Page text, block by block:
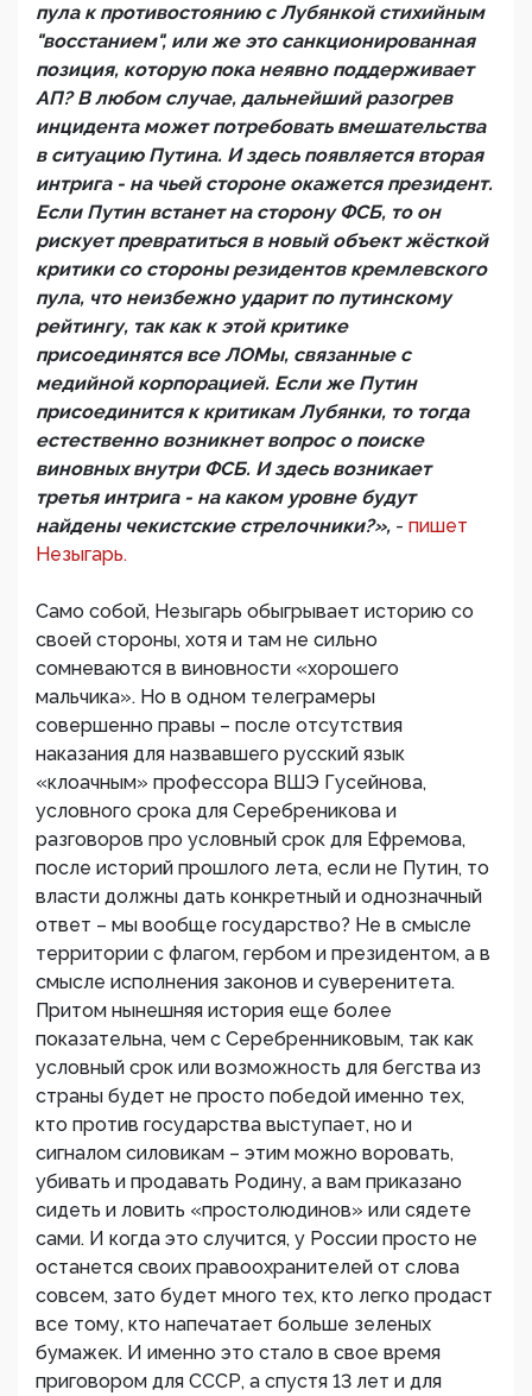
пула к противостоянию с Лубянкой стихийным
"восстанием", или же это санкционированная
позиция, которую пока неявно поддерживает
АП? В любом случае, дальнейший разогрев
инцидента может потребовать вмешательства
в ситуацию Путина. И здесь появляется вторая
интрига - на чьей стороне окажется президент.
Если Путин встанет на сторону ФСБ, то он
рискует превратиться в новый объект жёсткой
критики со стороны резидентов кремлевского
пула, что неизбежно ударит по путинскому
рейтингу, так как к этой критике
присоединятся все ЛОМы, связанные с
медийной корпорацией. Если же Путин
присоединится к критикам Лубянки, то тогда
естественно возникнет вопрос о поиске
виновных внутри ФСБ. И здесь возникает
третья интрига - на каком уровне будут
найдены чекистские стрелочники?», - пишет
Незыгарь.
Само собой, Незыгарь обыгрывает историю со
своей стороны, хотя и там не сильно
сомневаются в виновности «хорошего
мальчика». Но в одном телеграмеры
совершенно правы – после отсутствия
наказания для назвавшего русский язык
«клоачным» профессора ВШЭ Гусейнова,
условного срока для Серебреникова и
разговоров про условный срок для Ефремова,
после историй прошлого лета, если не Путин, то
власти должны дать конкретный и однозначный
ответ – мы вообще государство? Не в смысле
территории с флагом, гербом и президентом, а в
смысле исполнения законов и суверенитета.
Притом нынешняя история еще более
показательна, чем с Серебренниковым, так как
условный срок или возможность для бегства из
страны будет не просто победой именно тех,
кто против государства выступает, но и
сигналом силовикам – этим можно воровать,
убивать и продавать Родину, а вам приказано
сидеть и ловить «простолюдинов» или сядете
сами. И когда это случится, у России просто не
останется своих правоохранителей от слова
совсем, зато будет много тех, кто легко продаст
все тому, кто напечатает больше зеленых
бумажек. И именно это стало в свое время
приговором для СССР, а спустя 13 лет и для